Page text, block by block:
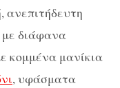
ανεπιτήδευτη
διάφανα
κομμένα μανίκια
, υφάσματα